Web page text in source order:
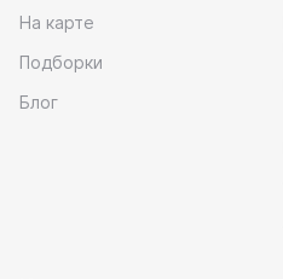
На карте
Подборки
Блог